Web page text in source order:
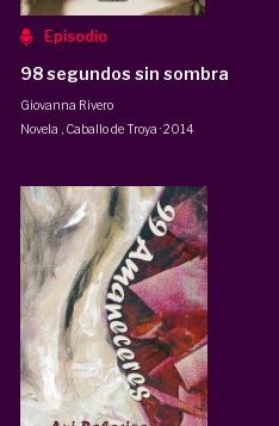
Episodio
98 segundos sin sombra
Giovanna Rivero
Novela
Caballo de Troya ·2014